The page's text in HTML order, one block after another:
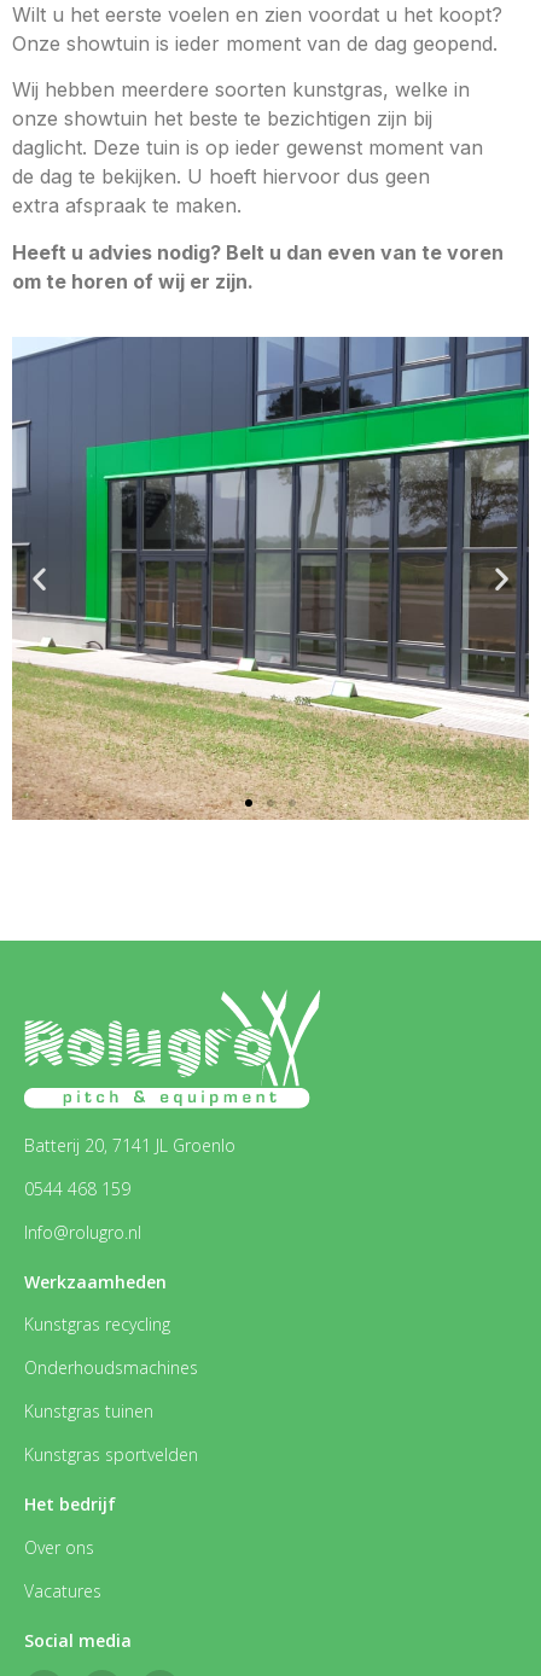
Wilt u het eerste voelen en zien voordat u het koopt?
Onze showtuin is ieder moment van de dag geopend.
Wij hebben meerdere soorten kunstgras, welke in
onze showtuin het beste te bezichtigen zijn bij
daglicht. Deze tuin is op ieder gewenst moment van
de dag te bekijken. U hoeft hiervoor dus geen
extra afspraak te maken.
Heeft u advies nodig? Belt u dan even van te voren
om te horen of wij er zijn.
Batterij 20, 7141 JL Groenlo
0544 468 159
Info@rolugro.nl
Werkzaamheden
Kunstgras recycling
Onderhoudsmachines
Kunstgras tuinen
Kunstgras sportvelden
Het bedrijf
Over ons
Vacatures
Social media